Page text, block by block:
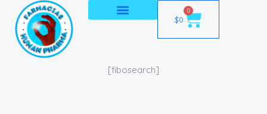
contenido
$0
0
Cart
[fibosearch]